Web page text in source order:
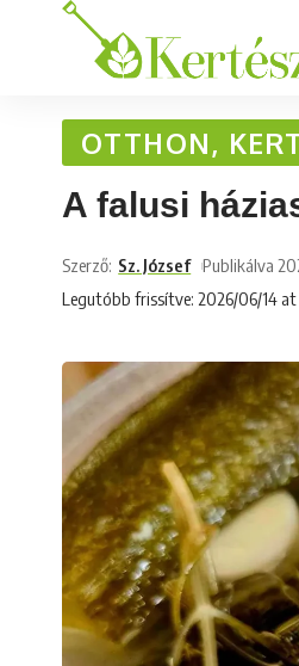
OTTHON,
A falusi
Legutóbb frissítve: 2026/06/14 at
Szerző: Sz. József Publikálva